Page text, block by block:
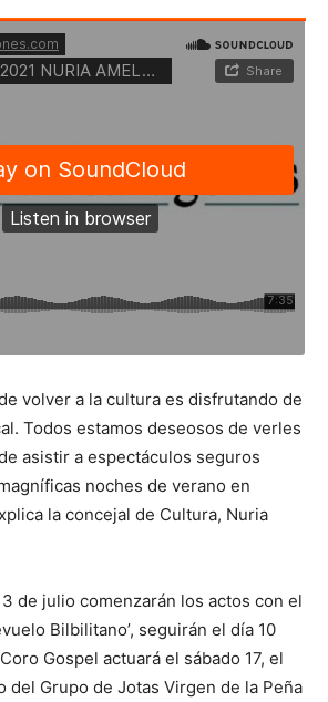
volver a la cultura es disfrutando de
Todos estamos deseosos de verles
asistir a espectáculos seguros
noches de verano en
la concejal de Cultura, Nuria
de julio comenzarán los actos con el
Bilbilitano’, seguirán el día 10
Gospel actuará el sábado 17, el
del Grupo de Jotas Virgen de la Peña